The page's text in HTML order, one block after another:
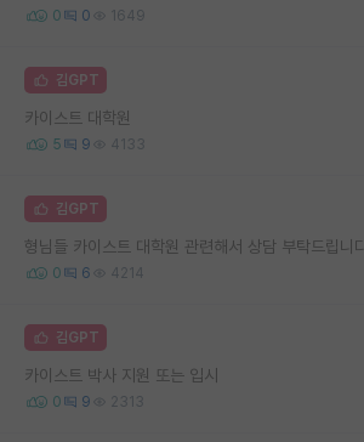
0 0 1649
김GPT
카이스트 대학원
5 9 4133
김GPT
형님들 카이스트 대학원 관련해서 상담 부탁드립니다
0 6 4214
김GPT
카이스트 박사 지원 또는 입시
0 9 2313